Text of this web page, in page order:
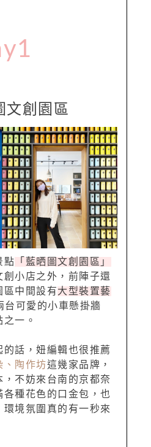
文創園 區
點 「 藍晒圖文創園區 」
小店之外，前陣子還
區中間設有大型裝置藝
台可愛的小車懸掛牆
之一。
話，妞編輯也很推薦
、陶作坊這幾家品牌，
，不妨來台南的京都奈
各種花色的口金包，也
環境氛圍真的有一秒來